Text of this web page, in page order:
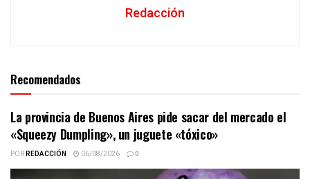
Redacción
Recomendados
La provincia de Buenos Aires pide sacar del mercado el
«Squeezy Dumpling», un juguete «tóxico»
PORREDACCIÓN 06/08/2026 0